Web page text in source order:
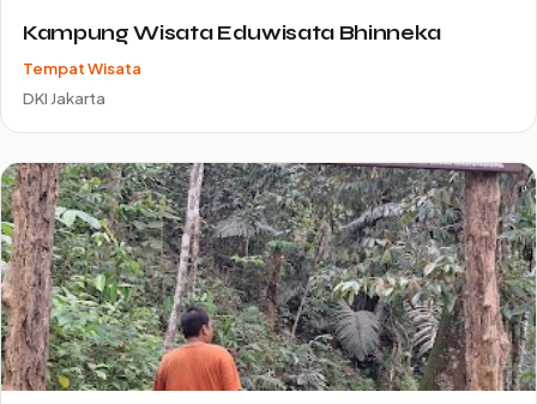
Kampung Wisata Eduwisata Bhinneka
Tempat Wisata
DKI Jakarta